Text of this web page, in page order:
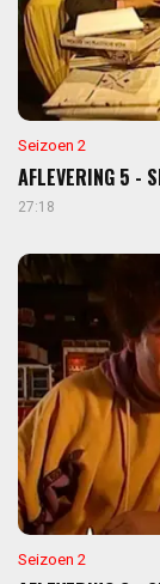
Seizoen 2
AFLEVERING 5 -
27:18
Seizoen 2